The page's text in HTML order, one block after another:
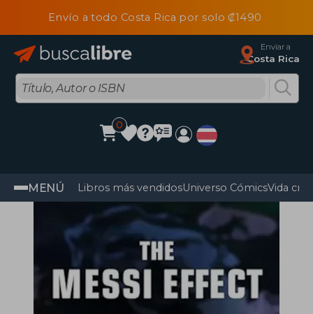
Envío a todo Costa Rica por solo ₡1490
Enviar a
Costa Rica
0
MENÚ Libros más vendidosUniverso CómicsVida